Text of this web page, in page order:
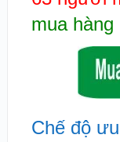
mua hàng
Chế độ